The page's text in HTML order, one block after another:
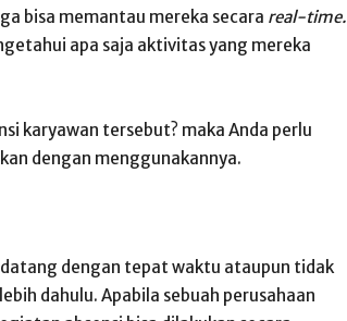
bisa memantau mereka secara real-time.
apa saja aktivitas yang mereka
karyawan tersebut? maka Anda perlu
dengan menggunakannya.
dengan tepat waktu ataupun tidak
dahulu. Apabila sebuah perusahaan